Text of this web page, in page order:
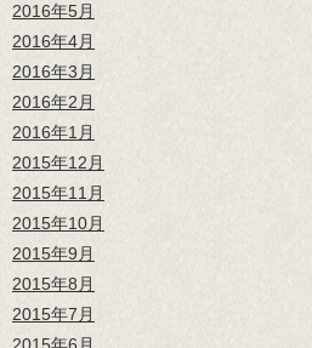
2016年5月
2016年4月
2016年3月
2016年2月
2016年1月
2015年12月
2015年11月
2015年10月
2015年9月
2015年8月
2015年7月